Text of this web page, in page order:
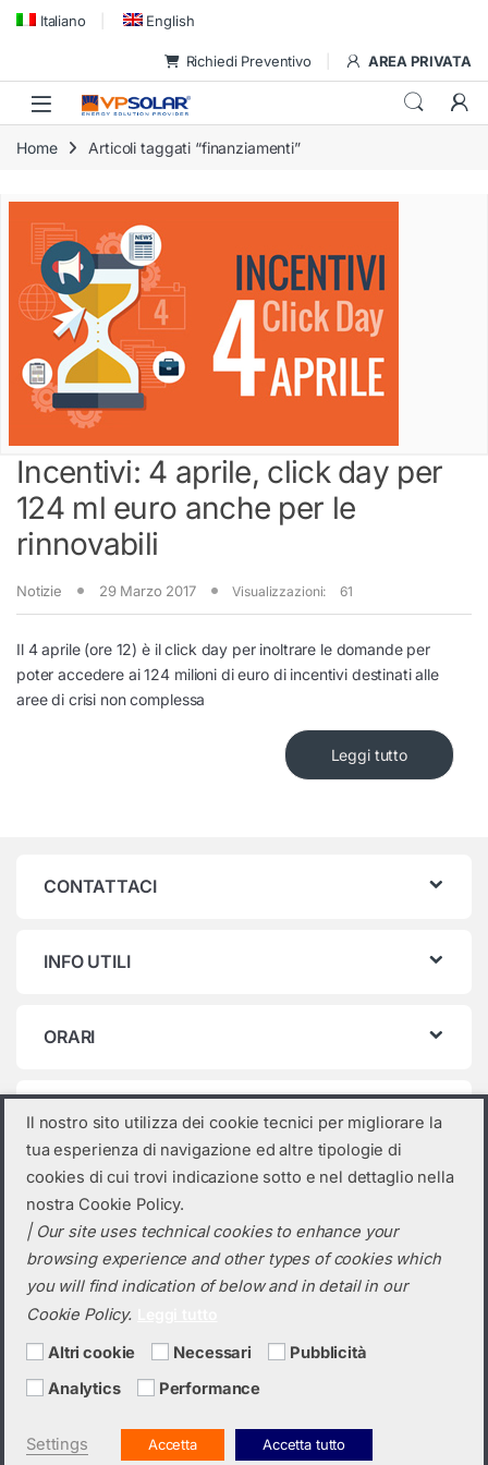
Skip to navigation
Skip to content
Italiano English
Richiedi Preventivo AREA PRIVATA
Home Articoli taggati “finanziamenti”
Incentivi: 4 aprile, click day per
124 ml euro anche per le
rinnovabili
Notizie 29 Marzo 2017 Visualizzazioni: 61
Il 4 aprile (ore 12) è il click day per inoltrare le domande per
poter accedere ai 124 milioni di euro di incentivi destinati alle
aree di crisi non complessa
Leggi tutto
CONTATTACI
INFO UTILI
ORARI
Categorie prodotto
Seleziona una categoria
Hai bisogno di un preventivo?
+39 0423 6326
Il nostro sito utilizza dei cookie tecnici per migliorare la
tua esperienza di navigazione ed altre tipologie di
cookies di cui trovi indicazione sotto e nel dettaglio nella
nostra Cookie Policy.
| Our site uses technical cookies to enhance your
browsing experience and other types of cookies which
you will find indication of below and in detail in our
Cookie Policy.
Altri cookie Necessari
Pubblicità
Analytics
Performance
Settings Accetta Accetta tutto